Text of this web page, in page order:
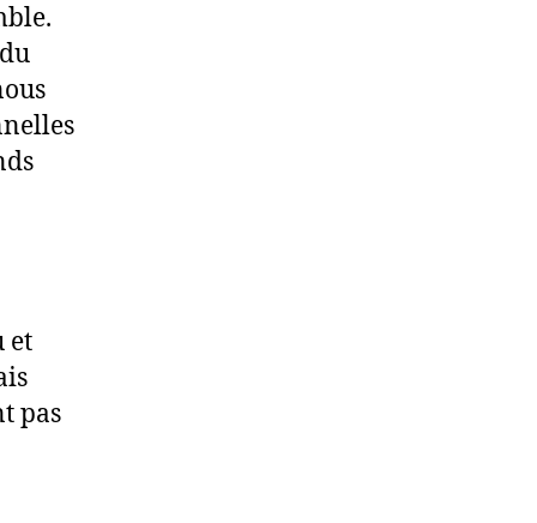
et
pas